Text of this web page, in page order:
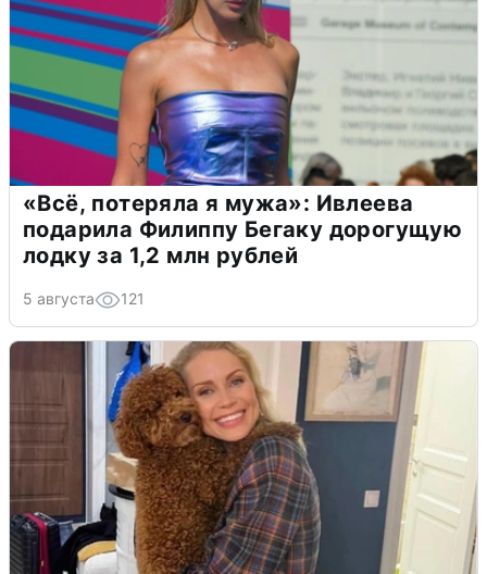
«Всё, потеряла я мужа»: Ивлеева
подарила Филиппу Бегаку дорогущую
лодку за 1,2 млн рублей
5 августа 121